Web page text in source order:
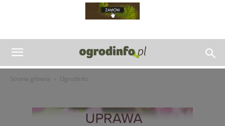
Strona główna Ogrodinfo